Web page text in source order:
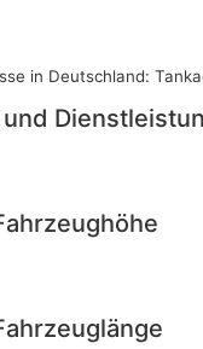
in Deutschland: